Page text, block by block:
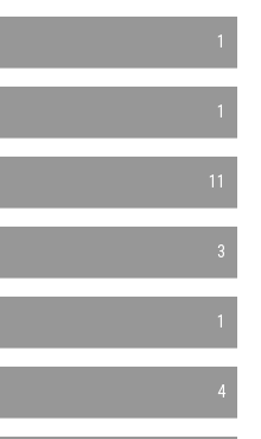
1
1
11
3
1
4